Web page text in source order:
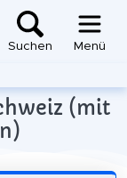
Suchen Menü
(mit